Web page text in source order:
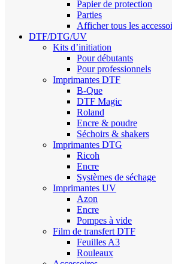
Papier de protection
Parties
Afficher tous les
DTF/DTG/UV
Kits d’initiation
Pour débutants
Pour professionnels
Imprimantes DTF
B-Que
DTF Magic
Roland
Encre & poudre
Séchoirs & shakers
Imprimantes DTG
Ricoh
Encre
Systèmes de séchage
Imprimantes UV
Azon
Encre
Pompes à vide
Film de transfert DTF
Feuilles A3
Rouleaux